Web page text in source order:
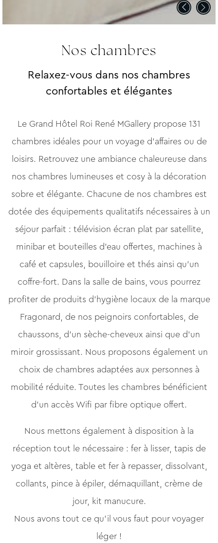
Nos chambres
Relaxez-vous dans nos chambres
confortables et élégantes
Le Grand Hôtel Roi René MGallery propose 131
chambres idéales pour un voyage d’affaires ou de
loisirs. Retrouvez une ambiance chaleureuse dans
nos chambres lumineuses et cosy à la décoration
sobre et élégante. Chacune de nos chambres est
dotée des équipements qualitatifs nécessaires à un
séjour parfait : télévision écran plat par satellite,
minibar et bouteilles d’eau offertes, machines à
café et capsules, bouilloire et thés ainsi qu’un
coffre-fort. Dans la salle de bains, vous pourrez
profiter de produits d’hygiène locaux de la marque
Fragonard, de nos peignoirs confortables, de
chaussons, d’un sèche-cheveux ainsi que d’un
miroir grossissant. Nous proposons également un
choix de chambres adaptées aux personnes à
mobilité réduite. Toutes les chambres bénéficient
d’un accès Wifi par fibre optique offert.
Nous mettons également à disposition à la
réception tout le nécessaire : fer à lisser, tapis de
yoga et altères, table et fer à repasser, dissolvant,
collants, pince à épiler, démaquillant, crème de
jour, kit manucure.
Nous avons tout ce qu’il vous faut pour voyager
léger !